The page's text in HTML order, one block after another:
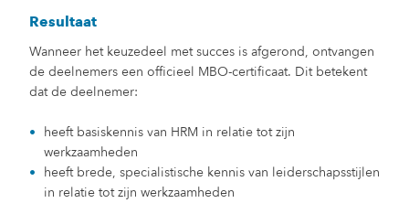
Resultaat
Wanneer het keuzedeel met succes is afgerond, ontvangen
de deelnemers een officieel MBO-certificaat. Dit betekent
dat de deelnemer:
heeft basiskennis van HRM in relatie tot zijn
werkzaamheden
heeft brede, specialistische kennis van leiderschapsstijlen
in relatie tot zijn werkzaamheden